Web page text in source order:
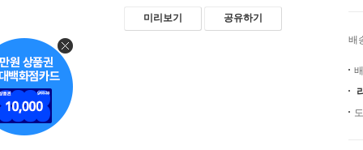
미리보기 공유하기
배